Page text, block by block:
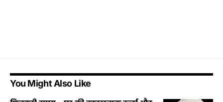
You Might Also Like